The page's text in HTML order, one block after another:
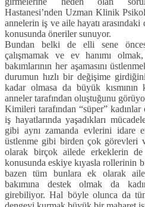
Hastanesi’nden Uzman Klinik
annelerin iş ve aile hayatı
konusunda öneriler sunuyor.
Bundan belki de elli sene
çalışmamak ve ev hanımı
bakımlarının her aşamasını
durumun hızlı bir değişime
kadar olmasa da büyük
anneler tarafından oluştuğunu
Kimileri tarafından “süper”
iş hayatlarında yaşadıkları
gibi aynı zamanda evlerini idare
üstlenme gibi birden çok görevleri
olarak birçok ailede erkeklerin
konusunda eskiye kıyasla rollerinin
bazen tüm bunlara ek olarak
bakımına destek olmak da
girebiliyor. Hal böyle olunca da